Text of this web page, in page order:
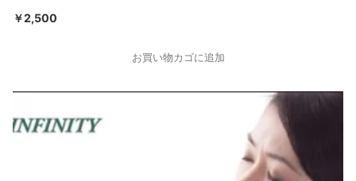
￥2,500
お買い物カゴに追加